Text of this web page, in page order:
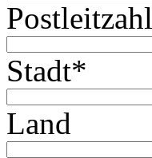
Postleitzahl
Stadt*
Land